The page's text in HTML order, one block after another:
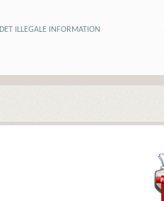
DET ILLEGALE INFORMATION